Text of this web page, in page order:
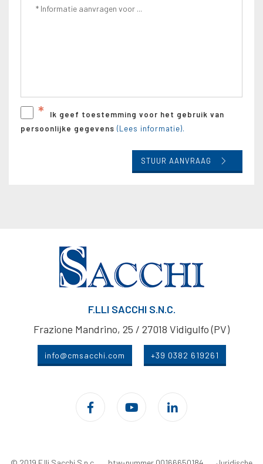
*
Ik geef toestemming voor het gebruik van
persoonlijke gegevens (Lees informatie).
STUUR AANVRAAG
F.LLI SACCHI S.N.C.
Frazione Mandrino, 25 / 27018 Vidigulfo (PV)
info@cmsacchi.com +39 0382 619261